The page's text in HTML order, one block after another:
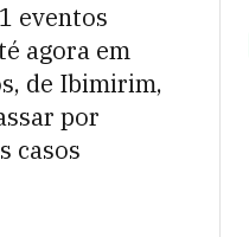
eventos
agora em
de Ibimirim,
por
casos